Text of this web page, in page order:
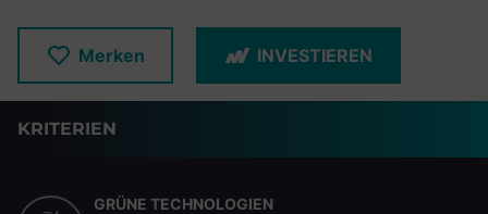
Merken INVESTIEREN
KRITERIEN
GRÜNE TECHNOLOGIEN